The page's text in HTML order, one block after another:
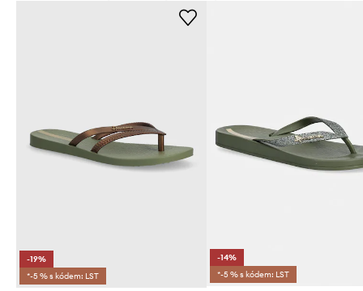
-19%
*-5 % s kódem: LST
-14%
*-5 % s kódem: LST